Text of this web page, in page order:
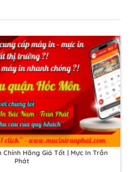
Chính Hãng Giá Tốt | Mực In Trần
Phát